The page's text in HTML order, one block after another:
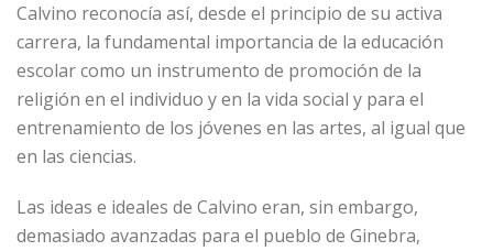
Calvino reconocía así, desde el principio de su activa
carrera, la fundamental importancia de la educación
escolar como un instrumento de promoción de la
religión en el individuo y en la vida social y para el
entrenamiento de los jóvenes en las artes, al igual que
en las ciencias.
Las ideas e ideales de Calvino eran, sin embargo,
demasiado avanzadas para el pueblo de Ginebra,